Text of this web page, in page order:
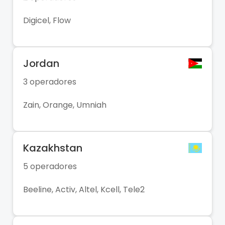
Digicel, Flow
Jordan
3 operadores
Zain, Orange, Umniah
Kazakhstan
5 operadores
Beeline, Activ, Altel, Kcell, Tele2